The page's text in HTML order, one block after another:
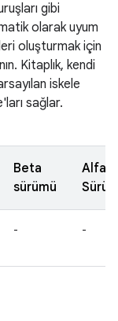
gibi
olarak uyum
oluşturmak için
Kitaplık, kendi
iskele
sağlar.
Beta
sürümü
Alfa
- -